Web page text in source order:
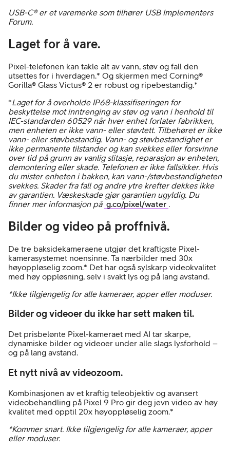
USB-C® er et varemerke som tilhører USB Implementers
Forum.
Laget for å vare.
Pixel-telefonen kan takle alt av vann, støv og fall den
utsettes for i hverdagen.* Og skjermen med Corning®
Gorilla® Glass Victus® 2 er robust og ripebestandig.*
*Laget for å overholde IP68-klassifiseringen for
beskyttelse mot inntrenging av støv og vann i henhold til
IEC-standarden 60529 når hver enhet forlater fabrikken,
men enheten er ikke vann- eller støvtett. Tilbehøret er ikke
vann- eller støvbestandig. Vann- og støvbestandighet er
ikke permanente tilstander og kan svekkes eller forsvinne
over tid på grunn av vanlig slitasje, reparasjon av enheten,
demontering eller skade. Telefonen er ikke fallsikker. Hvis
du mister enheten i bakken, kan vann-/støvbestandigheten
svekkes. Skader fra fall og andre ytre krefter dekkes ikke
av garantien. Væskeskade gjør garantien ugyldig. Du
finner mer informasjon på g.co/pixel/water .
Bilder og video på proffnivå.
De tre baksidekameraene utgjør det kraftigste Pixel-
kamerasystemet noensinne. Ta nærbilder med 30x
høyoppløselig zoom.* Det har også sylskarp videokvalitet
med høy oppløsning, selv i svakt lys og på lang avstand.
*Ikke tilgjengelig for alle kameraer, apper eller moduser.
Bilder og videoer du ikke har sett maken til.
Det prisbelønte Pixel-kameraet med AI tar skarpe,
dynamiske bilder og videoer under alle slags lysforhold –
og på lang avstand.
Et nytt nivå av videozoom.
Kombinasjonen av et kraftig teleobjektiv og avansert
videobehandling på Pixel 9 Pro gir deg jevn video av høy
kvalitet med opptil 20x høyoppløselig zoom.*
*Kommer snart. Ikke tilgjengelig for alle kameraer, apper
eller moduser.